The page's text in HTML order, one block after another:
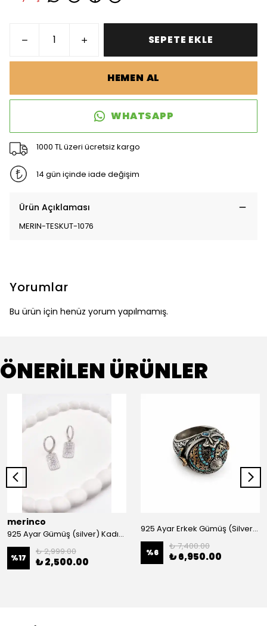
SEPETE EKLE
HEMEN AL
WHATSAPP
1000 TL üzeri ücretsiz kargo
14 gün içinde iade değişim
Ürün Açıklaması
MERIN-TESKUT-1076
Yorumlar
Bu ürün için henüz yorum yapılmamış.
ÖNERİLEN ÜRÜNLER
merinco
925 Ayar Gümüş (silver) Kadın Küpe
%17
₺ 2,999.00
₺ 2,500.00
925 Ayar Erkek Gümüş (Silver) Yüzük
%6
₺ 7,400.00
₺ 6,950.00